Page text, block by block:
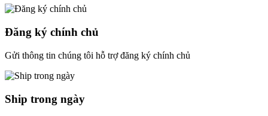
Đăng ký chính chủ
Gửi thông tin chúng tôi hỗ trợ đăng ký chính chủ
Ship trong ngày